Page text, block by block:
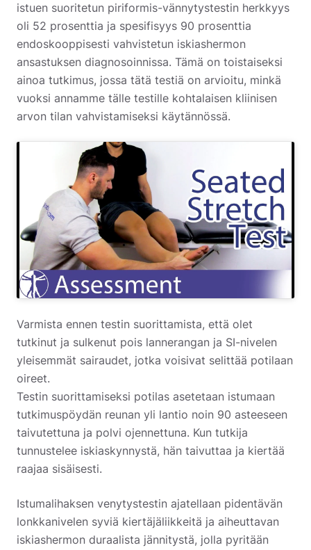
istuen suoritetun piriformis-vännytystestin herkkyys
oli 52 prosenttia ja spesifisyys 90 prosenttia
endoskooppisesti vahvistetun iskiashermon
ansastuksen diagnosoinnissa. Tämä on toistaiseksi
ainoa tutkimus, jossa tätä testiä on arvioitu, minkä
vuoksi annamme tälle testille kohtalaisen kliinisen
arvon tilan vahvistamiseksi käytännössä.
Varmista ennen testin suorittamista, että olet
tutkinut ja sulkenut pois lannerangan ja SI-nivelen
yleisemmät sairaudet, jotka voisivat selittää potilaan
oireet.
Testin suorittamiseksi potilas asetetaan istumaan
tutkimuspöydän reunan yli lantio noin 90 asteeseen
taivutettuna ja polvi ojennettuna. Kun tutkija
tunnustelee iskiaskynnystä, hän taivuttaa ja kiertää
raajaa sisäisesti.
Istumalihaksen venytystestin ajatellaan pidentävän
lonkkanivelen syviä kiertäjäliikkeitä ja aiheuttavan
iskiashermon duraalista jännitystä, jolla pyritään